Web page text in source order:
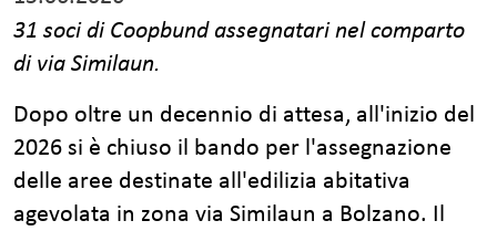
31 soci di Coopbund assegnatari nel comparto
di via Similaun.
Dopo oltre un decennio di attesa, all'inizio del
2026 si è chiuso il bando per l'assegnazione
delle aree destinate all'edilizia abitativa
agevolata in zona via Similaun a Bolzano. Il